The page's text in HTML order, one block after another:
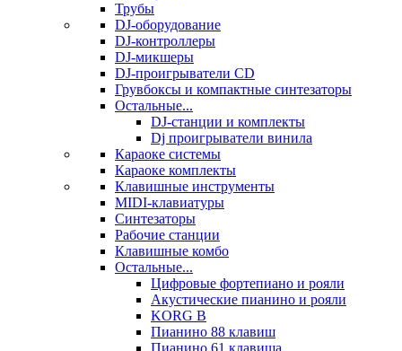
Трубы
DJ-оборудование
DJ-контроллеры
DJ-микшеры
DJ-проигрыватели CD
Грувбоксы и компактные синтезаторы
Остальные...
DJ-станции и комплекты
Dj проигрыватели винила
Караоке системы
Караоке комплекты
Клавишные инструменты
MIDI-клавиатуры
Синтезаторы
Рабочие станции
Клавишные комбо
Остальные...
Цифровые фортепиано и рояли
Акустические пианино и рояли
KORG B
Пианино 88 клавиш
Пианино 61 клавиша